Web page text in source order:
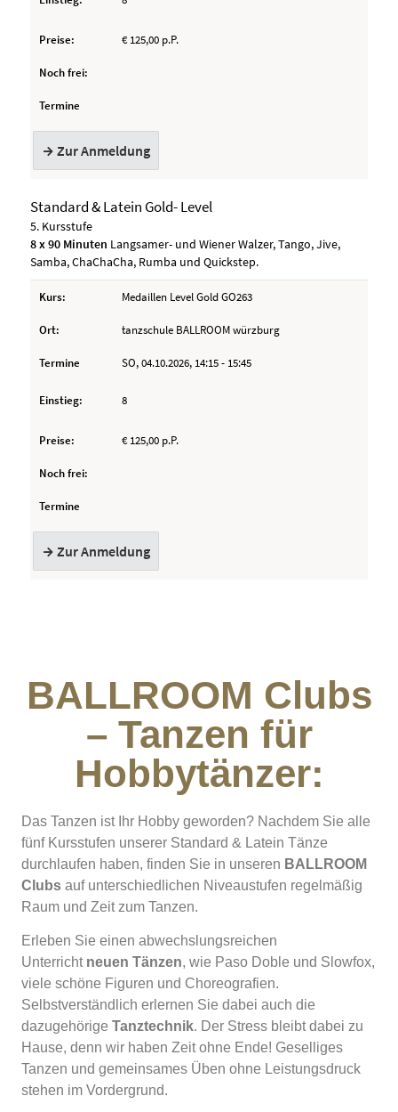
BALLROOM Clubs
– Tanzen für
Hobbytänzer:
Das Tanzen ist Ihr Hobby geworden? Nachdem Sie alle
fünf Kursstufen unserer Standard & Latein Tänze
durchlaufen haben, finden Sie in unseren BALLROOM
Clubs auf unterschiedlichen Niveaustufen regelmäßig
Raum und Zeit zum Tanzen.
Erleben Sie einen abwechslungsreichen
Unterrichtneuen Tänzen, wie Paso Doble und Slowfox,
viele schöne Figuren und Choreografien.
Selbstverständlich erlernen Sie dabei auch die
dazugehörige Tanztechnik. Der Stress bleibt dabei zu
Hause, denn wir haben Zeit ohne Ende! Geselliges
Tanzen und gemeinsames Üben ohne Leistungsdruck
stehen im Vordergrund.